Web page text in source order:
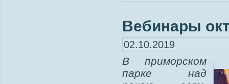
Вебинары
02.10.2019
В приморском
парке над